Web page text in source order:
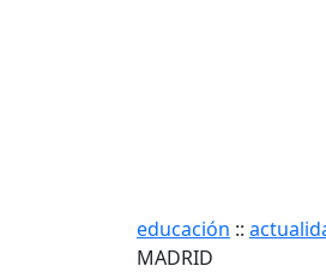
educación ::
MADRID